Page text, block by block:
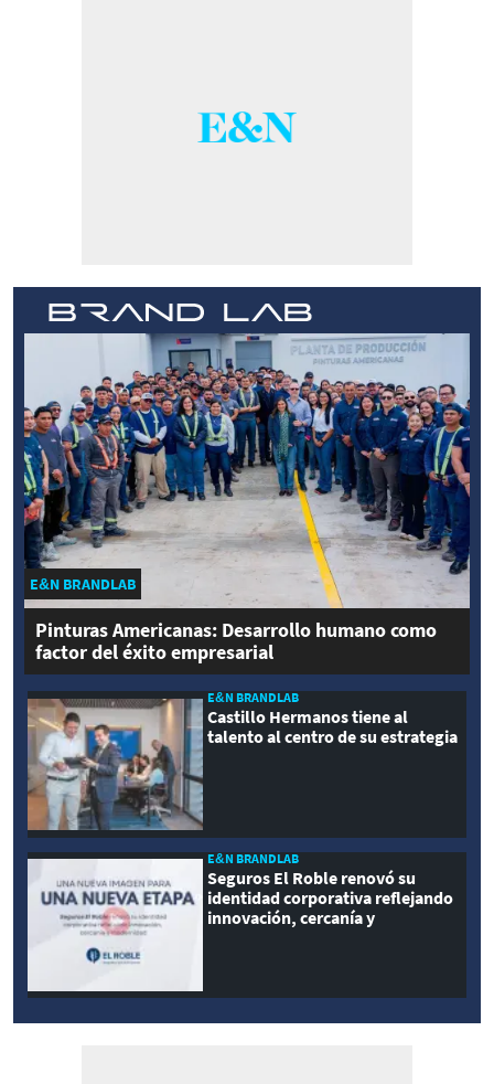
E&N BRANDLAB
Pinturas Americanas: Desarrollo humano como
factor del éxito empresarial
E&N BRANDLAB
Castillo Hermanos tiene al
talento al centro de su estrategia
E&N BRANDLAB
Seguros El Roble renovó su
identidad corporativa reflejando
innovación, cercanía y